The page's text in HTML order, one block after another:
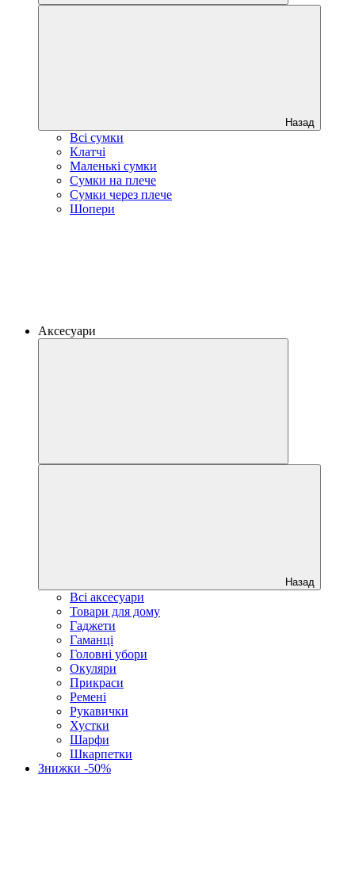
Назад
Всі сумки
Клатчі
Маленькі сумки
Сумки на плече
Сумки через плече
Шопери
Аксесуари
Назад
Всі аксесуари
Товари для дому
Гаджети
Гаманці
Головні убори
Окуляри
Прикраси
Ремені
Рукавички
Хустки
Шарфи
Шкарпетки
Знижки -50%